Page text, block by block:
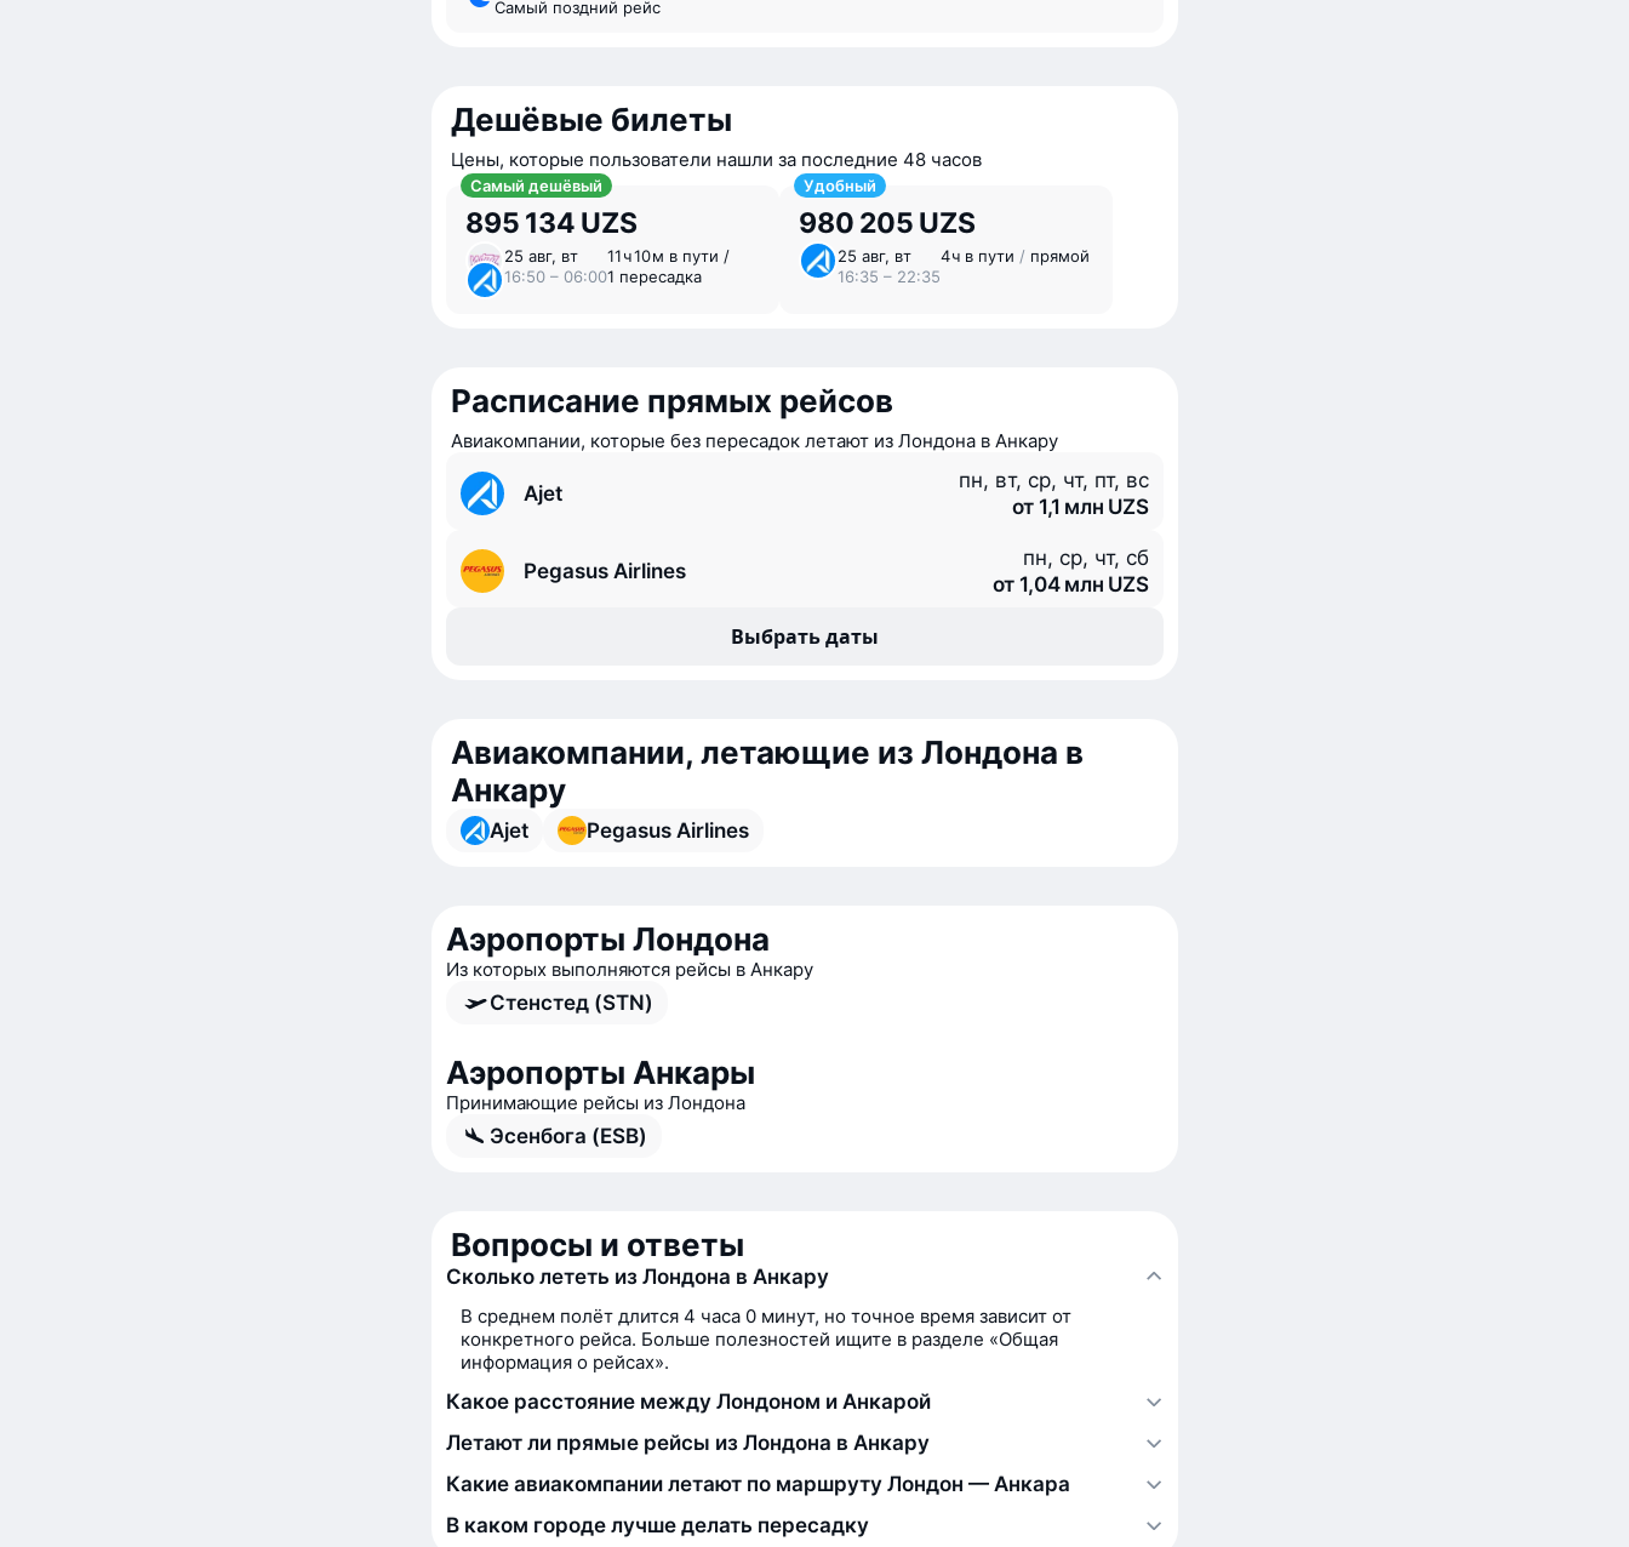
Самый поздний рейс
Дешёвые билеты
Цены, которые пользователи нашли за последние 48 часов
Самый дешёвый
895 134 UZS
25 авг, вт
16:50 – 06:00
11 ⁠ч 10 ⁠м в пути /
1 пересадка
Удобный
980 205 UZS
25 авг, вт
16:35 – 22:35
4 ⁠ч в пути / прямой
Расписание прямых рейсов
Авиакомпании, которые без пересадок летают из Лондона в Анкару
Ajet
пн, вт, ср, чт, пт, вс
от 1,1 млн UZS
Pegasus Airlines
пн, ср, чт, сб
от 1,04 млн UZS
Выбрать даты
Авиакомпании, летающие из Лондона в
Анкару
Ajet Pegasus Airlines
Аэропорты Лондона
Из которых выполняются рейсы в Анкару
Стенстед (STN)
Аэропорты Анкары
Принимающие рейсы из Лондона
Эсенбога (ESB)
Вопросы и ответы
Сколько лететь из Лондона в Анкару
В среднем полёт длится 4 часа 0 минут, но точное время зависит от
конкретного рейса. Больше полезностей ищите в разделе «Общая
информация о рейсах».
Какое расстояние между Лондоном и Анкарой
Летают ли прямые рейсы из Лондона в Анкару
Какие авиакомпании летают по маршруту Лондон — Анкара
В каком городе лучше делать пересадку